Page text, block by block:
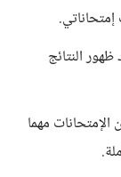
النتائج
الإمتحانات مهما